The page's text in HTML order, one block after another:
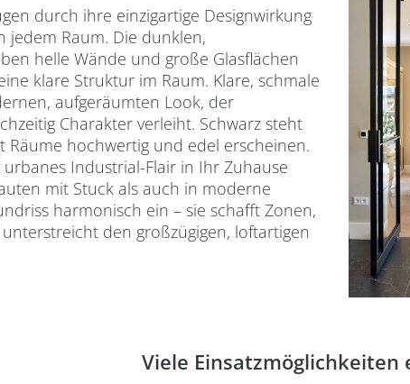
durch ihre einzigartige Designwirkung
jedem Raum. Die dunklen,
helle Wände und große Glasflächen
klare Struktur im Raum. Klare, schmale
aufgeräumten Look, der
Charakter verleiht. Schwarz steht
Räume hochwertig und edel erscheinen.
Industrial-Flair in Ihr Zuhause
mit Stuck als auch in moderne
harmonisch ein – sie schafft Zonen,
den großzügigen, loftartigen
Viele